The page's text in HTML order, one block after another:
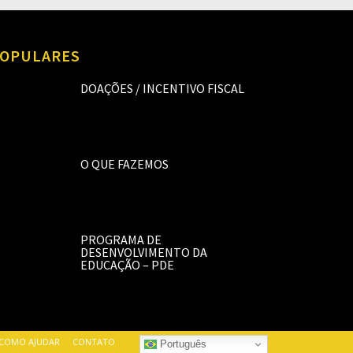
DOAÇÕES / INCENTIVO FISCAL
O QUE FAZEMOS
PROGRAMA DE
DESENVOLVIMENTO DA
EDUCAÇÃO – PDE
AJUDAR CONTATO Português